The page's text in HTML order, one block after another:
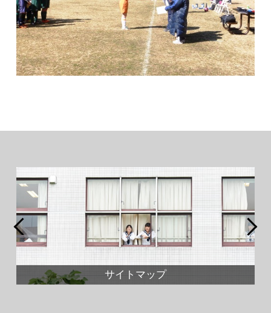
サイトマップ